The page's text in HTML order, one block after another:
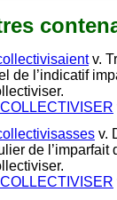
v.
de l’indicatif
v.
de l’imparfait